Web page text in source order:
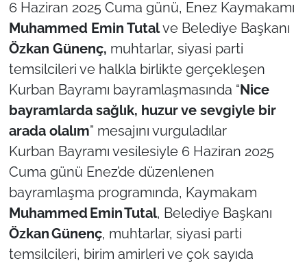
6 Haziran 2025 Cuma günü, Enez Kaymakamı
Muhammed Emin Tutalve Belediye Başkanı
Özkan Günenç, muhtarlar, siyasi parti
temsilcileri ve halkla birlikte gerçekleşen
Kurban Bayramı bayramlaşmasında “Nice
bayramlarda sağlık, huzur ve sevgiyle bir
arada olalım” mesajını vurguladılar
Kurban Bayramı vesilesiyle 6 Haziran 2025
Cuma günü Enez’de düzenlenen
bayramlaşma programında, Kaymakam
MuhammedEminTutal, Belediye Başkanı
ÖzkanGünenç, muhtarlar, siyasi parti
temsilcileri, birim amirleri ve çok sayıda
EDİRNE
KIRKLARELİ
ÇANAKKALE
TÜRKİYE
Bölge
Güvenlik
Genel